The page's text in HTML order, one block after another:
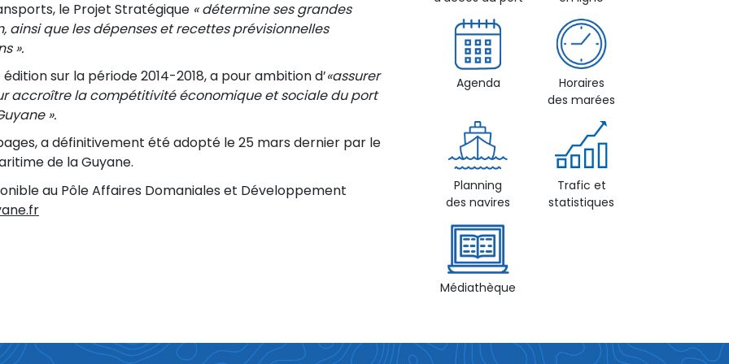
le Projet Stratégique « détermine ses grandes
ainsi que les dépenses et recettes prévisionnelles
».
sur la période 2014-2018, a pour ambition d’«assurer
accroître la compétitivité économique et sociale du port
».
a définitivement été adopté le 25 mars dernier par le
de la Guyane.
au Pôle Affaires Domaniales et Développement
Agenda
Horaires
des marées
Planning
des navires
Trafic et
statistiques
Médiathèque